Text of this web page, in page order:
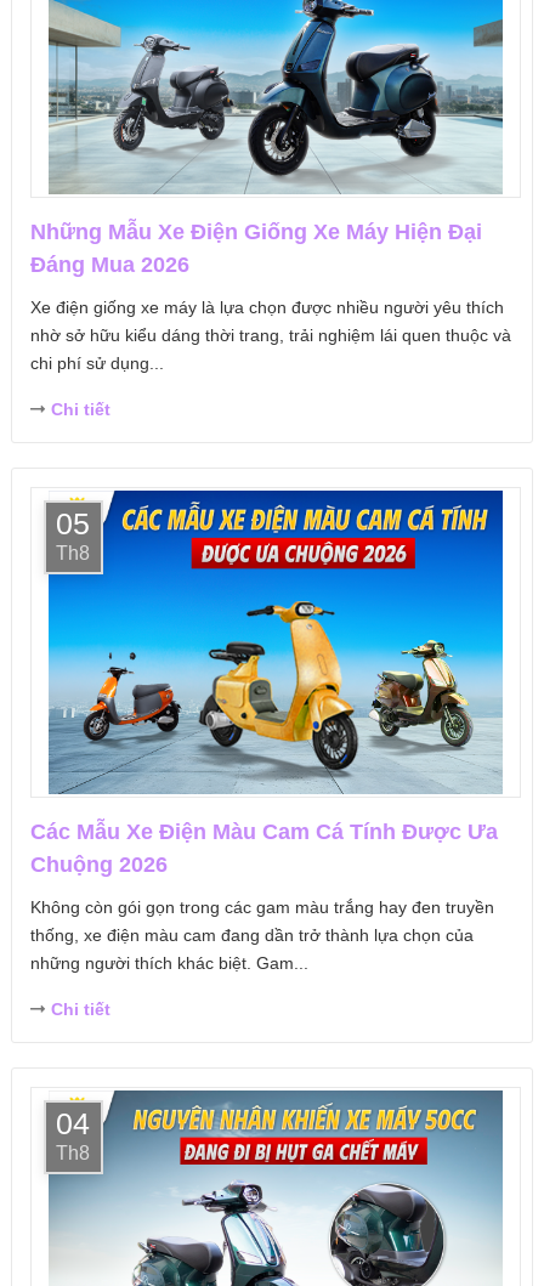
Những Mẫu Xe Điện Giống Xe Máy Hiện Đại
Đáng Mua 2026
Xe điện giống xe máy là lựa chọn được nhiều người yêu thích
nhờ sở hữu kiểu dáng thời trang, trải nghiệm lái quen thuộc và
chi phí sử dụng...
Chi tiết
05
Th8
Các Mẫu Xe Điện Màu Cam Cá Tính Được Ưa
Chuộng 2026
Không còn gói gọn trong các gam màu trắng hay đen truyền
thống, xe điện màu cam đang dần trở thành lựa chọn của
những người thích khác biệt. Gam...
Chi tiết
04
Th8